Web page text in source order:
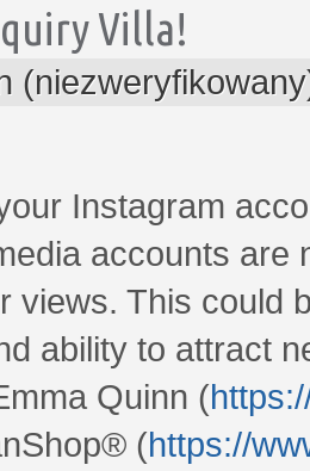
Villa!
Instagram
accounts are
views. This could
ability to attract
Quinn (
(https://